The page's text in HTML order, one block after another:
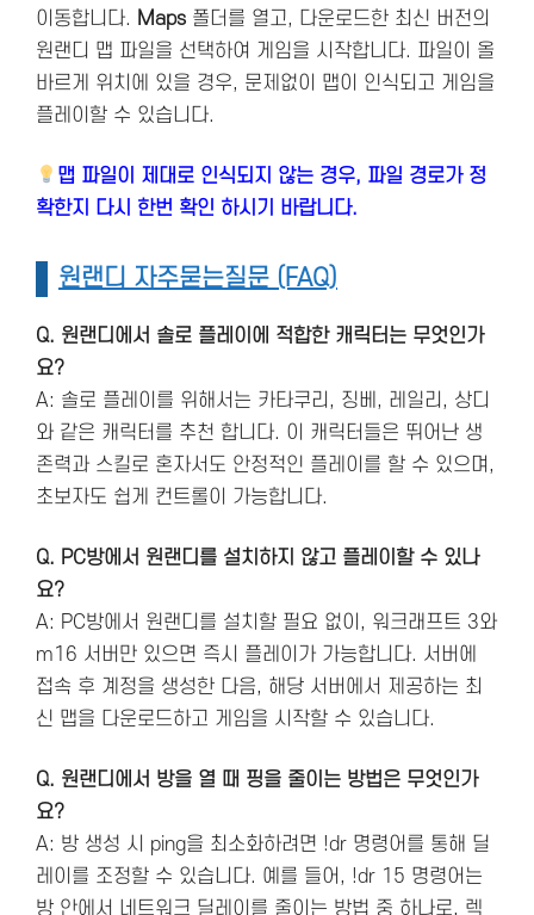
이동합니다. Maps 폴더를 열고, 다운로드한 최신 버전의
원랜디 맵 파일을 선택하여 게임을 시작합니다. 파일이 올
바르게 위치에 있을 경우, 문제없이 맵이 인식되고 게임을
플레이할 수 있습니다.
맵 파일이 제대로 인식되지 않는 경우, 파일 경로가 정
확한지 다시 한번 확인 하시기 바랍니다.
원랜디 자주묻는질문 (FAQ)
Q. 원랜디에서 솔로 플레이에 적합한 캐릭터는 무엇인가
요?
A: 솔로 플레이를 위해서는 카타쿠리, 징베, 레일리, 상디
와 같은 캐릭터를 추천 합니다. 이 캐릭터들은 뛰어난 생
존력과 스킬로 혼자서도 안정적인 플레이를 할 수 있으며,
초보자도 쉽게 컨트롤이 가능합니다.
Q. PC방에서 원랜디를 설치하지 않고 플레이할 수 있나
요?
A: PC방에서 원랜디를 설치할 필요 없이, 워크래프트 3와
m16 서버만 있으면 즉시 플레이가 가능합니다. 서버에
접속 후 계정을 생성한 다음, 해당 서버에서 제공하는 최
신 맵을 다운로드하고 게임을 시작할 수 있습니다.
Q. 원랜디에서 방을 열 때 핑을 줄이는 방법은 무엇인가
요?
A: 방 생성 시 ping을 최소화하려면 !dr 명령어를 통해 딜
레이를 조정할 수 있습니다. 예를 들어, !dr 15 명령어는
방 안에서 네트워크 딜레이를 줄이는 방법 중 하나로, 렉